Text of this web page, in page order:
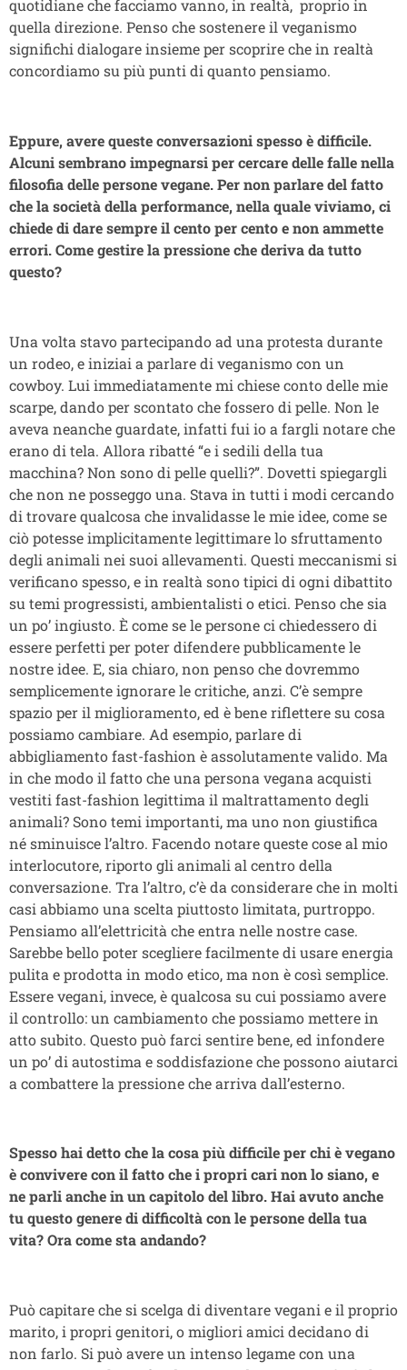
quotidiane che facciamo vanno, in realtà, proprio in
quella direzione. Penso che sostenere il veganismo
significhi dialogare insieme per scoprire che in realtà
concordiamo su più punti di quanto pensiamo.
Eppure, avere queste conversazioni spesso è difficile.
Alcuni sembrano impegnarsi per cercare delle falle nella
filosofia delle persone vegane. Per non parlare del fatto
che la società della performance, nella quale viviamo, ci
chiede di dare sempre il cento per cento e non ammette
errori. Come gestire la pressione che deriva da tutto
questo?
Una volta stavo partecipando ad una protesta durante
un rodeo, e iniziai a parlare di veganismo con un
cowboy. Lui immediatamente mi chiese conto delle mie
scarpe, dando per scontato che fossero di pelle. Non le
aveva neanche guardate, infatti fui io a fargli notare che
erano di tela. Allora ribatté “e i sedili della tua
macchina? Non sono di pelle quelli?”. Dovetti spiegargli
che non ne posseggo una. Stava in tutti i modi cercando
di trovare qualcosa che invalidasse le mie idee, come se
ciò potesse implicitamente legittimare lo sfruttamento
degli animali nei suoi allevamenti. Questi meccanismi si
verificano spesso, e in realtà sono tipici di ogni dibattito
su temi progressisti, ambientalisti o etici. Penso che sia
un po’ ingiusto. È come se le persone ci chiedessero di
essere perfetti per poter difendere pubblicamente le
nostre idee. E, sia chiaro, non penso che dovremmo
semplicemente ignorare le critiche, anzi. C’è sempre
spazio per il miglioramento, ed è bene riflettere su cosa
possiamo cambiare. Ad esempio, parlare di
abbigliamento fast-fashion è assolutamente valido. Ma
in che modo il fatto che una persona vegana acquisti
vestiti fast-fashion legittima il maltrattamento degli
animali? Sono temi importanti, ma uno non giustifica
né sminuisce l’altro. Facendo notare queste cose al mio
interlocutore, riporto gli animali al centro della
conversazione. Tra l’altro, c’è da considerare che in molti
casi abbiamo una scelta piuttosto limitata, purtroppo.
Pensiamo all’elettricità che entra nelle nostre case.
Sarebbe bello poter scegliere facilmente di usare energia
pulita e prodotta in modo etico, ma non è così semplice.
Essere vegani, invece, è qualcosa su cui possiamo avere
il controllo: un cambiamento che possiamo mettere in
atto subito. Questo può farci sentire bene, ed infondere
un po’ di autostima e soddisfazione che possono aiutarci
a combattere la pressione che arriva dall’esterno.
Spesso hai detto che la cosa più difficile per chi è vegano
è convivere con il fatto che i propri cari non lo siano, e
ne parli anche in un capitolo del libro. Hai avuto anche
tu questo genere di difficoltà con le persone della tua
vita? Ora come sta andando?
Può capitare che si scelga di diventare vegani e il proprio
marito, i propri genitori, o migliori amici decidano di
non farlo. Si può avere un intenso legame con una